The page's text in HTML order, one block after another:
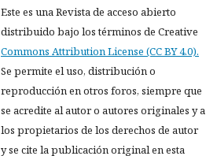
Este es una Revista de acceso abierto
distribuido bajo los términos de Creative
Commons Attribution License (CC BY 4.0).
Se permite el uso, distribución o
reproducción en otros foros, siempre que
se acredite al autor o autores originales y a
los propietarios de los derechos de autor
y se cite la publicación original en esta